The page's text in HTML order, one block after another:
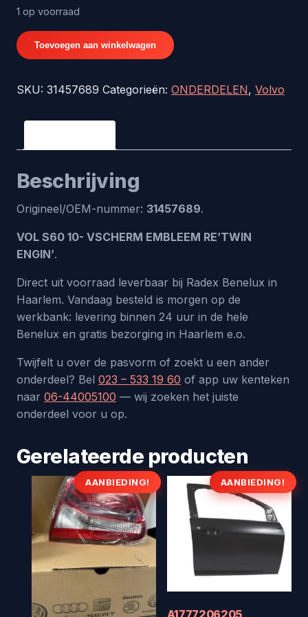
1 op voorraad
VOL
S60
VSCHERM
RE'TWIN
origineel
31457689
Toevoegen aan winkelwagen
SKU: 31457689 Categorieën: ONDERDELEN, Volvo
Beschrijving
Origineel/OEM-nummer: 31457689.
VOL S60 10- VSCHERM EMBLEEM RE’TWIN
ENGIN’.
Direct uit voorraad leverbaar bij Radex Benelux in
Haarlem. Vandaag besteld is morgen op de
werkbank: levering binnen 24 uur in de hele
Benelux en gratis bezorging in Haarlem e.o.
Twijfelt u over de pasvorm of zoekt u een ander
onderdeel? Bel 023 – 533 19 60 of app uw kenteken
naar 06-44005100 — wij zoeken het juiste
onderdeel voor u op.
Gerelateerde producten
AANBIEDING! AANBIEDING!